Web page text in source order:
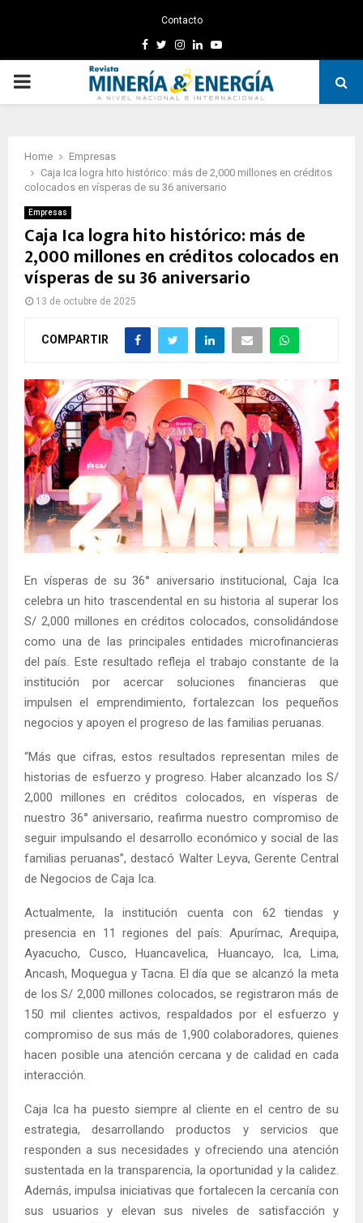
Contacto
Facebook
TwitterInstagram
LinkedinYoutube
PRIMARY
Home
Empresas
Caja Ica logra hito histórico: más de 2,000 millones en créditos
colocados en vísperas de su 36 aniversario
Empresas
Caja Ica logra hito histórico: más de
2,000 millones en créditos colocados en
vísperas de su 36 aniversario
13 de octubre de 2025
COMPARTIR
En vísperas de su 36° aniversario institucional, Caja Ica
celebra un hito trascendental en su historia al superar los
S/ 2,000 millones en créditos colocados, consolidándose
como una de las principales entidades microfinancieras
del país. Este resultado refleja el trabajo constante de la
institución por acercar soluciones financieras que
impulsen el emprendimiento, fortalezcan los pequeños
negocios y apoyen el progreso de las familias peruanas.
“Más que cifras, estos resultados representan miles de
historias de esfuerzo y progreso. Haber alcanzado los S/
2,000 millones en créditos colocados, en vísperas de
nuestro 36° aniversario, reafirma nuestro compromiso de
seguir impulsando el desarrollo económico y social de las
familias peruanas”, destacó Walter Leyva, Gerente Central
de Negocios de Caja Ica.
Actualmente, la institución cuenta con 62 tiendas y
presencia en 11 regiones del país: Apurímac, Arequipa,
Ayacucho, Cusco, Huancavelica, Huancayo, Ica, Lima,
Ancash, Moquegua y Tacna. El día que se alcanzó la meta
de los S/ 2,000 millones colocados, se registraron más de
150 mil clientes activos, respaldados por el esfuerzo y
compromiso de sus más de 1,900 colaboradores, quienes
hacen posible una atención cercana y de calidad en cada
interacción.
Caja Ica ha puesto siempre al cliente en el centro de su
estrategia, desarrollando productos y servicios que
responden a sus necesidades y ofreciendo una atención
sustentada en la transparencia, la oportunidad y la calidez.
Además, impulsa iniciativas que fortalecen la cercanía con
sus usuarios y elevan sus niveles de satisfacción y